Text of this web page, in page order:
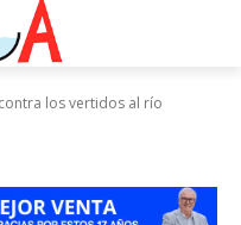
los vertidos al río